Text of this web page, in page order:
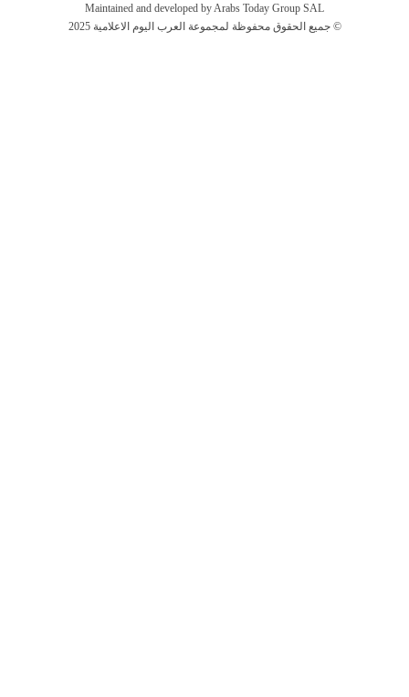
Maintained and developed by Arabs Today Group SAL
جميع الحقوق محفوظة لمجموعة العرب اليوم الاعلامية 2025 ©